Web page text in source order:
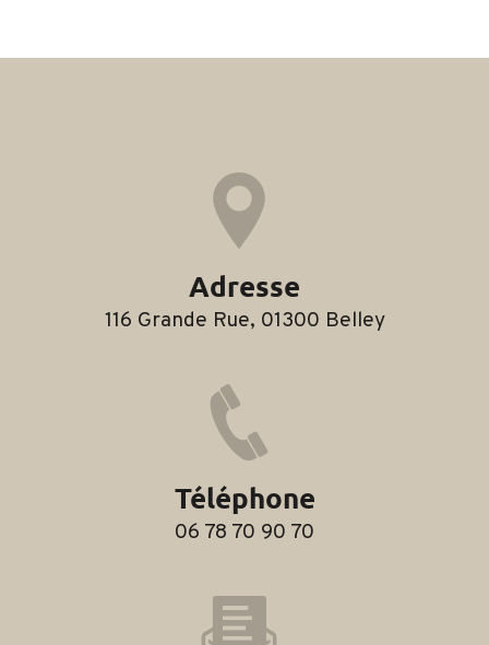
Adresse
116 Grande Rue, 01300 Belley
Téléphone
06 78 70 90 70